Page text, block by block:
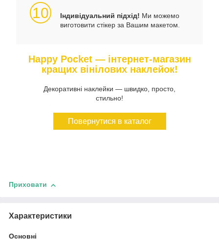
10 Індивідуальний підхід! Ми можемо
виготовити стікер за Вашим макетом.
Happy Pocket — інтернет-магазин
кращих вінілових наклейок!
Декоративні наклейки — швидко, просто,
стильно!
Повернутися в каталог
Приховати
Характеристики
Основні